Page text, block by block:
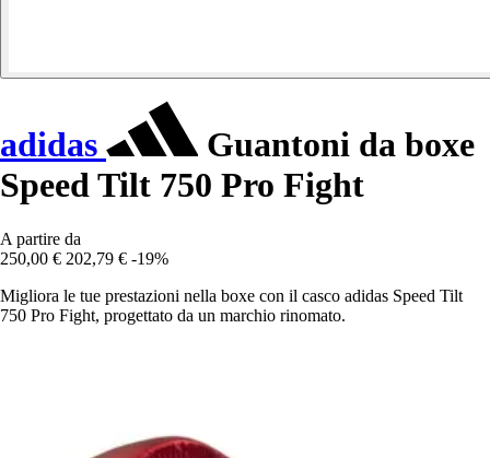
adidas
Guantoni da boxe
Speed Tilt 750 Pro Fight
A partire da
250,00 € 202,79 € -19%
Migliora le tue prestazioni nella boxe con il casco adidas Speed Tilt
750 Pro Fight, progettato da un marchio rinomato.